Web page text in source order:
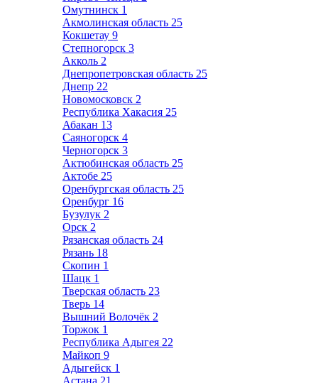
Омутнинск 1
Акмолинская область 25
Кокшетау 9
Степногорск 3
Акколь 2
Днепропетровская область 25
Днепр 22
Новомосковск 2
Республика Хакасия 25
Абакан 13
Саяногорск 4
Черногорск 3
Актюбинская область 25
Актобе 25
Оренбургская область 25
Оренбург 16
Бузулук 2
Орск 2
Рязанская область 24
Рязань 18
Скопин 1
Шацк 1
Тверская область 23
Тверь 14
Вышний Волочёк 2
Торжок 1
Республика Адыгея 22
Майкоп 9
Адыгейск 1
Астана 21